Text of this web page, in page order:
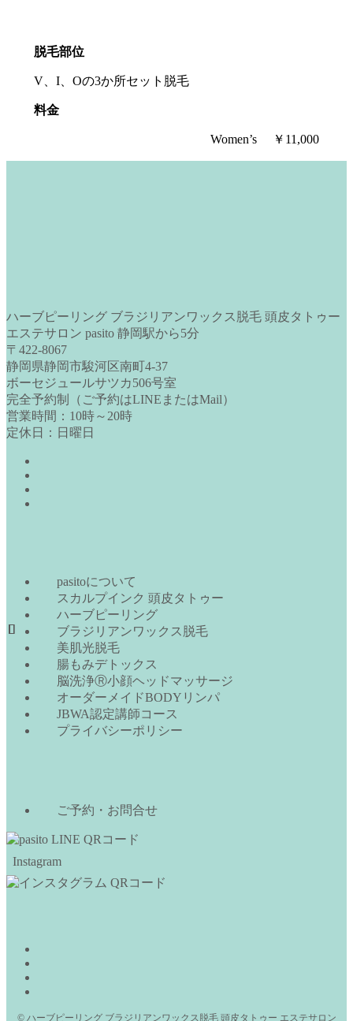
脱毛部位
V、I、Oの3か所セット脱毛
料金
Women’s ￥11,000
ハーブピーリング ブラジリアンワックス脱毛 頭皮タトゥー
エステサロン pasito 静岡駅から5分
〒422-8067
静岡県静岡市駿河区南町4-37
ボーセジュールサツカ506号室
完全予約制（ご予約はLINEまたはMail）
営業時間：10時～20時
定休日：日曜日
pasitoについて
スカルプインク 頭皮タトゥー
ハーブピーリング
ブラジリアンワックス脱毛
美肌光脱毛
腸もみデトックス
脳洗浄Ⓡ小顔ヘッドマッサージ
オーダーメイドBODYリンパ
JBWA認定講師コース
プライバシーポリシー
ご予約・お問合せ
Instagram
©ハーブピーリング ブラジリアンワックス脱毛 頭皮タトゥー エステサロン